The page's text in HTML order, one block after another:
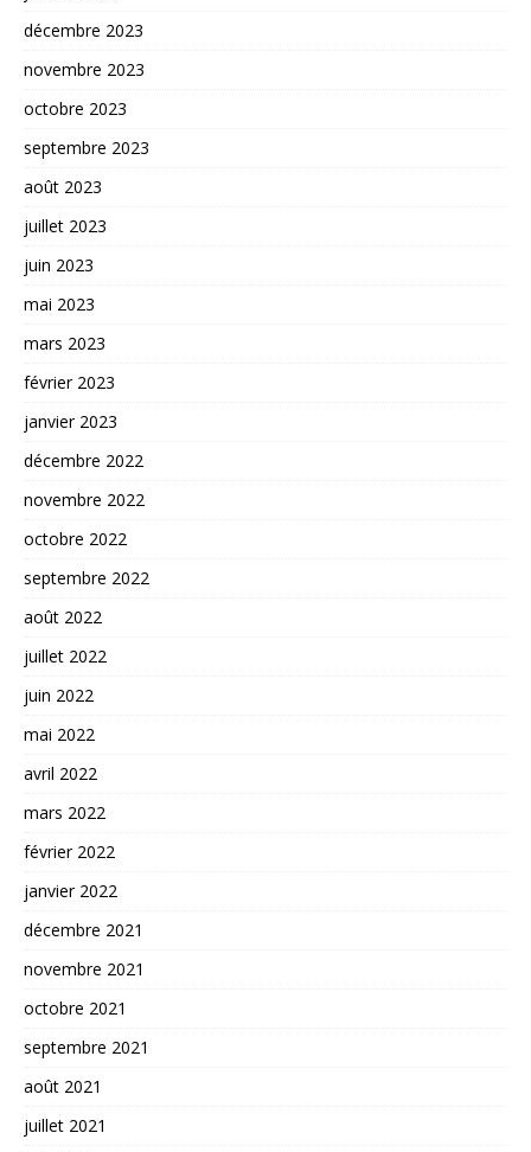
décembre 2023
novembre 2023
octobre 2023
septembre 2023
août 2023
juillet 2023
juin 2023
mai 2023
mars 2023
février 2023
janvier 2023
décembre 2022
novembre 2022
octobre 2022
septembre 2022
août 2022
juillet 2022
juin 2022
mai 2022
avril 2022
mars 2022
février 2022
janvier 2022
décembre 2021
novembre 2021
octobre 2021
septembre 2021
août 2021
juillet 2021